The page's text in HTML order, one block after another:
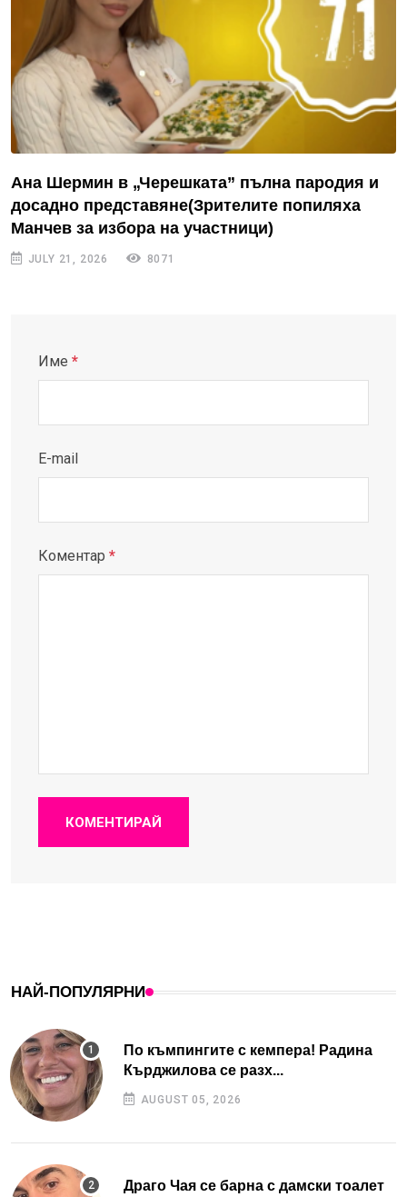
Ана Шермин в „Черешката” пълна пародия и
досадно представяне(Зрителите попиляха
Манчев за избора на участници)
JULY 21, 2026 8071
Име *
E-mail
Коментар *
КОМЕНТИРАЙ
НАЙ-ПОПУЛЯРНИ
По къмпингите с кемпера! Радина
Кърджилова се разх...
AUGUST 05, 2026
Драго Чая се барна с дамски тоалет